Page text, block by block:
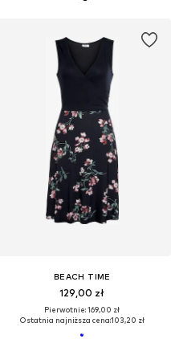
BEACH TIME
129,00 zł
Pierwotnie: 169,00 zł
Ostatnia najniższa cena:103,20 zł